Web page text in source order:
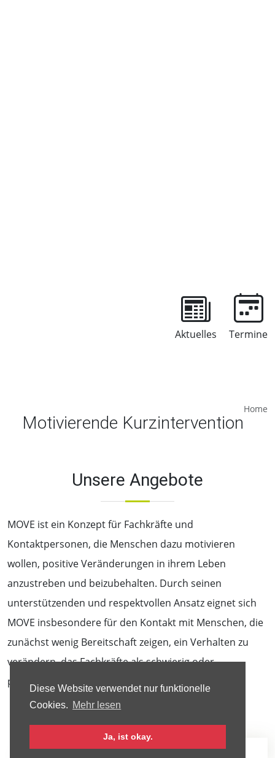
Diese Website verwendet nur funktionelle
Cookies. Mehr lesen
Ja, ist okay.
Aktuelles Termine
Motivierende Kurzintervention
Home
Unsere Angebote
MOVE ist ein Konzept für Fachkräfte und
Kontaktpersonen, die Menschen dazu motivieren
wollen, positive Veränderungen in ihrem Leben
anzustreben und beizubehalten. Durch seinen
unterstützenden und respektvollen Ansatz eignet sich
MOVE insbesondere für den Kontakt mit Menschen, die
zunächst wenig Bereitschaft zeigen, ein Verhalten zu
verändern, das Fachkräfte als schwierig oder
problematisch ansehen.